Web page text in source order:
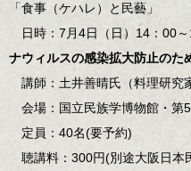
「食事（ケハレ）と民藝」
日時：7月4日（日）14：00
ナウィルスの感染拡大防止のた
講師：土井善晴氏（料理研究
会場：国立民族学博物館・第
定員：40名(要予約)
聴講料：300円(別途大阪日本